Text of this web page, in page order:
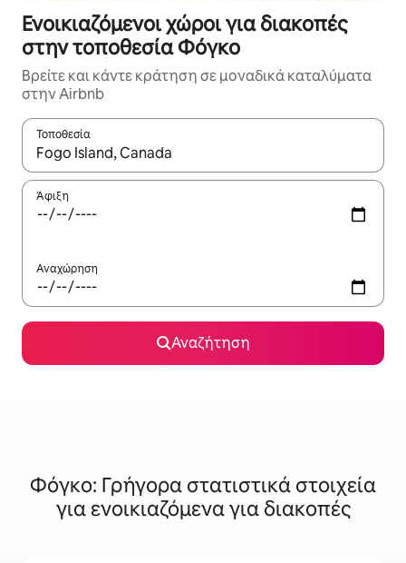
Ενοικιαζόμενοι χώροι για διακοπές
στην τοποθεσία Φόγκο
Βρείτε και κάντε κράτηση σε μοναδικά καταλύματα
στην Airbnb
Τοποθεσία
Όταν τα αποτελέσματα είναι διαθέσιμα, μπορείτε να
Άφιξη
Αναχώρηση
Αναζήτηση
Φόγκο: Γρήγορα στατιστικά στοιχεία
για ενοικιαζόμενα για διακοπές